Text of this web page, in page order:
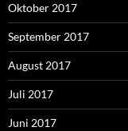
Oktober 2017
September 2017
August 2017
Juli 2017
Juni 2017